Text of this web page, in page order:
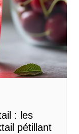
: les
pétillant